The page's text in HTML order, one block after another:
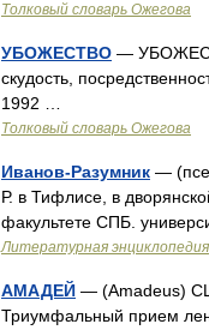
Толковый словарь Ожегова
УБОЖЕСТВО —
скудость,
1992 …
Толковый словарь Ожегова
Иванов-Разумник —
Р. в Тифлисе, в
факультете СПБ.
Литературная энциклопедия
АМАДЕЙ — (Amadeus)
Триумфальный прием